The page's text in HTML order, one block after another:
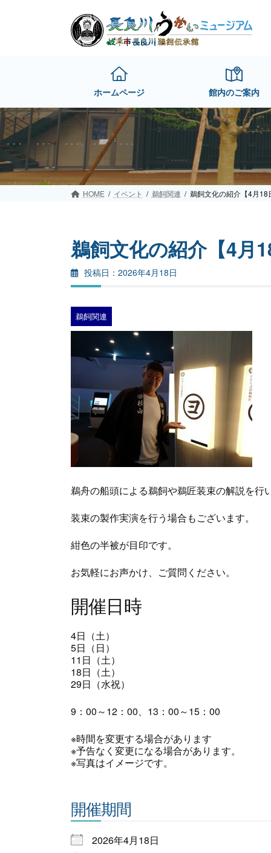
ホームページ 館内のご案内
HOME イベント 鵜飼関連 鵜飼文化の紹介【4月
鵜飼文化の紹介【4月
2026年4月18日
鵜飼関連
鵜舟の船頭による鵜飼や鵜匠装束の解説を行
装束の製作実演を行う場合もございます。
紺色の半被が目印です。
お気軽にお声かけ、ご質問ください。
開催日時
4日（土）
5日（日）
11日（土）
18日（土）
29日（水祝）
9：00～12：00、13：00～15：00
※時間を変更する場合があります
※予告なく変更になる場合があります。
※写真はイメージです。
開催期間
2026年4月18日